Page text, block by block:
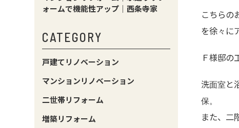
ォームで機能性アップ｜西条寺家
CATEGORY
戸建てリノベーション
マンションリノベーション
二世帯リフォーム
増築リフォーム
こちらの
を徐々に
Ｆ様邸の
洗面室と
保。
また、二